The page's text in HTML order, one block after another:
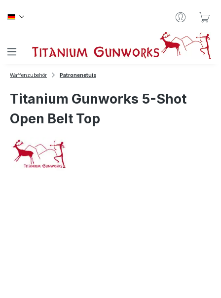
Waffenzubehör Patronenetuis
Titanium Gunworks 5-Shot
Open Belt Top